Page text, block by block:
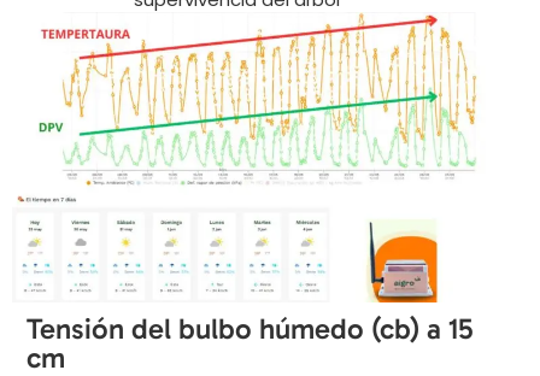
Tensión del bulbo húmedo (cb) a 15
cm